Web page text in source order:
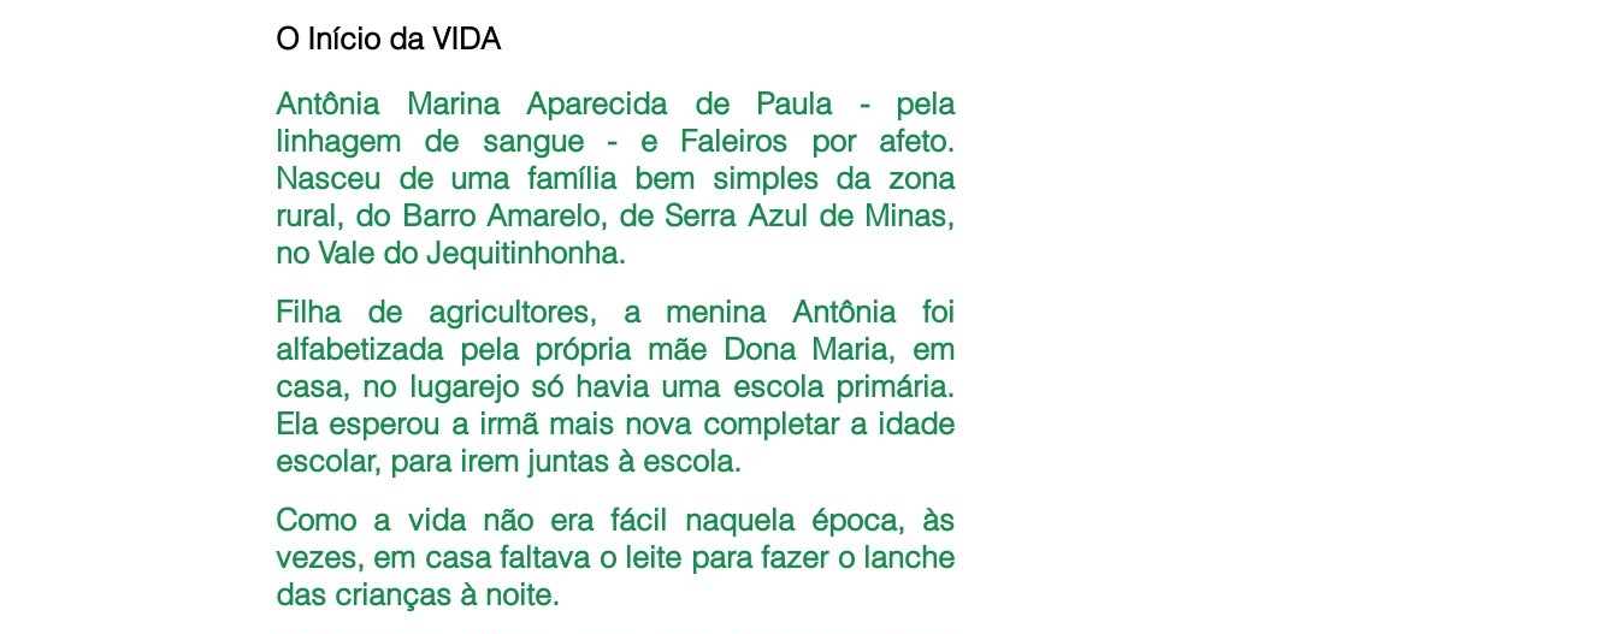
O Início da VIDA
Antônia Marina Aparecida de Paula - pela
linhagem de sangue - e Faleiros por afeto.
Nasceu de uma família bem simples da zona
rural, do Barro Amarelo, de Serra Azul de Minas,
no Vale do Jequitinhonha.
Filha de agricultores, a menina Antônia foi
alfabetizada pela própria mãe Dona Maria, em
casa, no lugarejo só havia uma escola primária.
Ela esperou a irmã mais nova completar a idade
escolar, para irem juntas à escola.
Como a vida não era fácil naquela época, às
vezes, em casa faltava o leite para fazer o lanche
das crianças à noite.